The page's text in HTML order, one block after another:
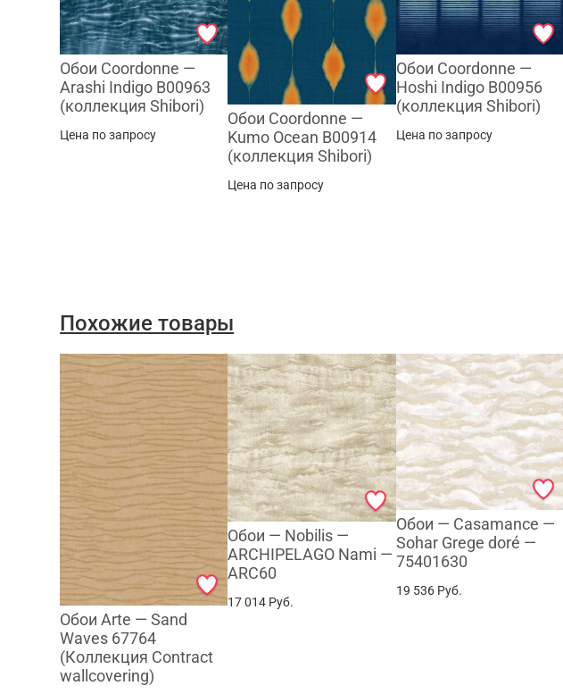
Обои Coordonne —
Arashi Indigo B00963
(коллекция Shibori)
Цена по запросу
Обои Coordonne —
Kumo Ocean B00914
(коллекция Shibori)
Цена по запросу
Обои Coordonne —
Hoshi Indigo B00956
(коллекция Shibori)
Цена по запросу
Похожие товары
Обои Arte — Sand
Waves 67764
(Коллекция Contract
wallcovering)
Обои — Nobilis —
ARCHIPELAGO Nami —
ARC60
17 014 Руб.
Обои — Casamance —
Sohar Grege doré —
75401630
19 536 Руб.